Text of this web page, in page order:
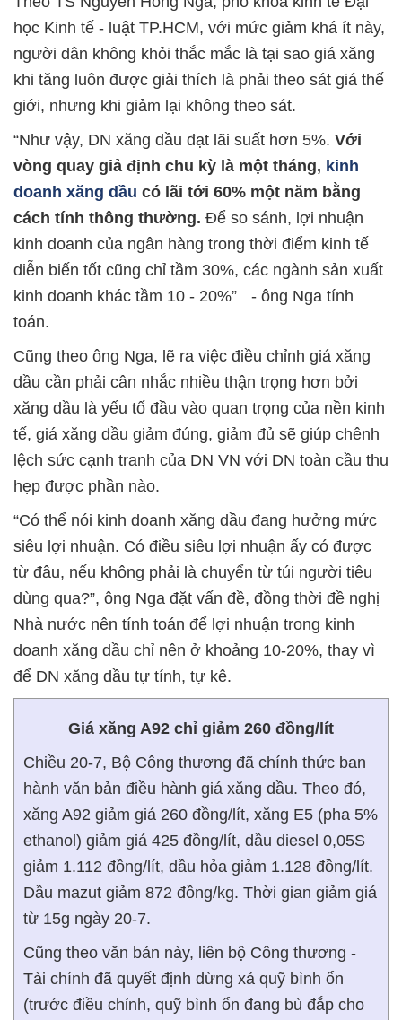
học Kinh tế - luật TP.HCM, với mức giảm khá ít này,
người dân không khỏi thắc mắc là tại sao giá xăng
khi tăng luôn được giải thích là phải theo sát giá thế
giới, nhưng khi giảm lại không theo sát.
“Như vậy, DN xăng dầu đạt lãi suất hơn 5%. Với
vòng quay giả định chu kỳ là một tháng, kinh
doanh xăng dầu có lãi tới 60% một năm bằng
cách tính thông thường. Để so sánh, lợi nhuận
kinh doanh của ngân hàng trong thời điểm kinh tế
diễn biến tốt cũng chỉ tầm 30%, các ngành sản xuất
kinh doanh khác tầm 10 - 20%” - ông Nga tính
toán.
Cũng theo ông Nga, lẽ ra việc điều chỉnh giá xăng
dầu cần phải cân nhắc nhiều thận trọng hơn bởi
xăng dầu là yếu tố đầu vào quan trọng của nền kinh
tế, giá xăng dầu giảm đúng, giảm đủ sẽ giúp chênh
lệch sức cạnh tranh của DN VN với DN toàn cầu thu
hẹp được phần nào.
“Có thể nói kinh doanh xăng dầu đang hưởng mức
siêu lợi nhuận. Có điều siêu lợi nhuận ấy có được
từ đâu, nếu không phải là chuyển từ túi người tiêu
dùng qua?”, ông Nga đặt vấn đề, đồng thời đề nghị
Nhà nước nên tính toán để lợi nhuận trong kinh
doanh xăng dầu chỉ nên ở khoảng 10-20%, thay vì
để DN xăng dầu tự tính, tự kê.
Giá xăng A92 chỉ giảm 260 đồng/lít
Chiều 20-7, Bộ Công thương đã chính thức ban
hành văn bản điều hành giá xăng dầu. Theo đó,
xăng A92 giảm giá 260 đồng/lít, xăng E5 (pha 5%
ethanol) giảm giá 425 đồng/lít, dầu diesel 0,05S
giảm 1.112 đồng/lít, dầu hỏa giảm 1.128 đồng/lít.
Dầu mazut giảm 872 đồng/kg. Thời gian giảm giá
từ 15g ngày 20-7.
Cũng theo văn bản này, liên bộ Công thương -
Tài chính đã quyết định dừng xả quỹ bình ổn
(trước điều chỉnh, quỹ bình ổn đang bù đắp cho